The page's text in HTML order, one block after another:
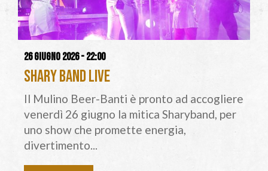
26 giugno 2026 - 22:00
Shary Band Live
Il Mulino Beer-Banti è pronto ad accogliere
venerdì 26 giugno la mitica Sharyband, per
uno show che promette energia,
divertimento...